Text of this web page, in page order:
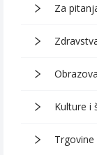
Za
Kulture i
Trgovine